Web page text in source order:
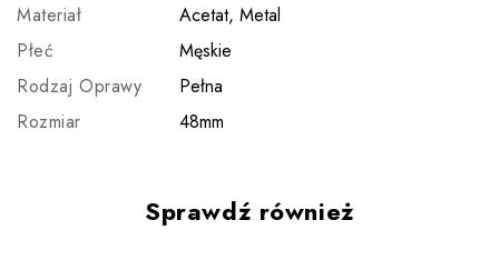
Materiał
Acetat, Metal
Płeć
Męskie
Rodzaj Oprawy
Pełna
Rozmiar
48mm
Sprawdź również